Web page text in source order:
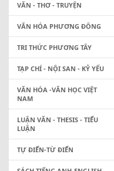
VĂN - THƠ - TRUYỆN
VĂN HÓA PHƯƠNG ĐÔNG
TRI THỨC PHƯƠNG TÂY
TẠP CHÍ - NỘI SAN - KỶ YẾU
VĂN HÓA -VĂN HỌC VIỆT
NAM
LUẬN VĂN - THESIS - TIỂU
LUẬN
TỰ ĐIỂN-TỪ ĐIỂN